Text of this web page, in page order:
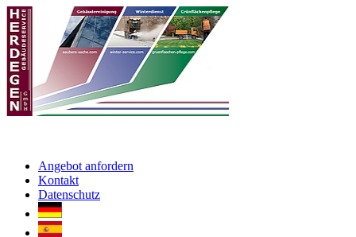
Angebot anfordern
Kontakt
Datenschutz